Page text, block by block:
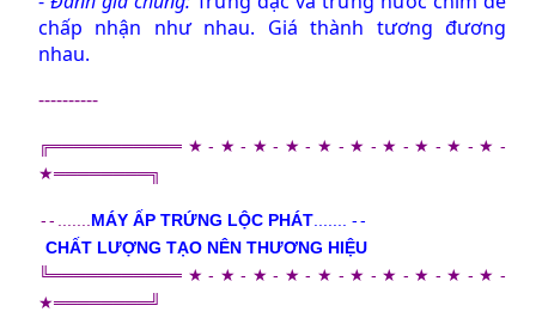
chấp nhận như nhau. Giá thành tương đương
nhau.
----------
╔═══════════★-★-★-★-★-★-★-★-★-★-
★════════╗
-- .......MÁY ẤP TRỨNG LỘC PHÁT....... --
CHẤT LƯỢNG TẠO NÊN THƯƠNG HIỆU
╚═══════════★-★-★-★-★-★-★-★-★-★-
★════════╝